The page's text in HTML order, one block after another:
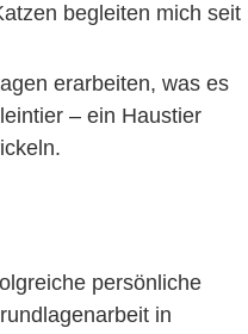
begleiten mich seit
erarbeiten, was es
– ein Haustier
persönliche
in